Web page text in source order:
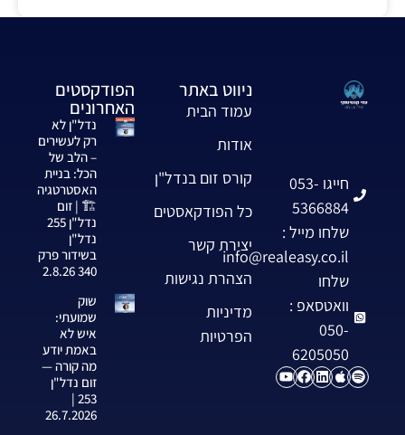
חייגו 053-
5366884
שלחו מייל :
info@realeasy.co.il
שלחו
וואטסאפ :
050-
6205050
ניווט באתר
עמוד הבית
אודות
קורס זום בנדל"ן
כל הפודקאסטים
יצירת קשר
הצהרת נגישות
מדיניות
הפרטיות
הפודקסטים
האחרונים
נדל"ן לא
רק לעשירים
– הלב של
הכל: בניית
האסטרטגיה
🏗️ | זום
נדל"ן 255
נדל"ן
בשידור פרק
340 2.8.26
שוק
שמועתי:
איש לא
באמת יודע
מה קורה —
זום נדל"ן
253 |
26.7.2026